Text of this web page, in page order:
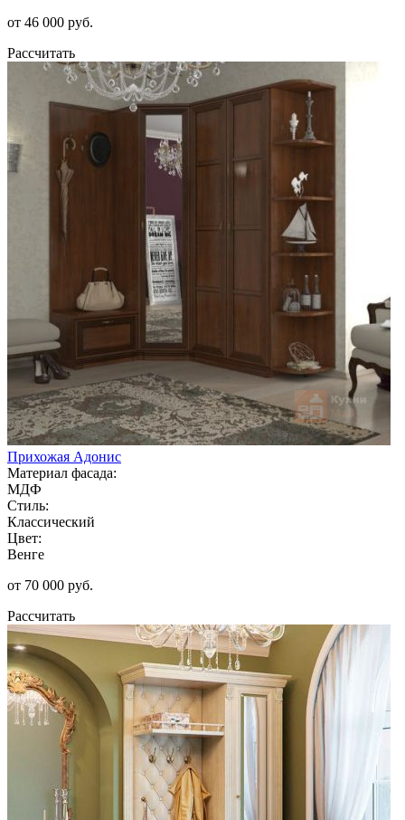
от 46 000 руб.
Рассчитать
Прихожая Адонис
Материал фасада:
МДФ
Стиль:
Классический
Цвет:
Венге
от 70 000 руб.
Рассчитать